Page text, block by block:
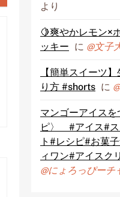
より
🍋爽やかレモン×
ッキー に @文子
【簡単スイーツ
り方 #shorts に
マンゴーアイス
ピ〉 #アイス#ス
ト#レシピ#お菓
ィワン#アイスク
@にょろっぴーチ